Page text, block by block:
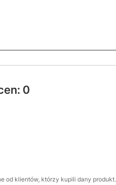
0
od klientów, którzy kupili dany produkt.